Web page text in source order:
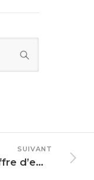
SUIVANT
Communauté de communes ASV : offre d’emploi chargé(e) de mission culture